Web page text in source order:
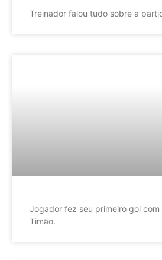
Treinador falou tudo sobre a
Jogador fez seu primeiro gol com
Timão.